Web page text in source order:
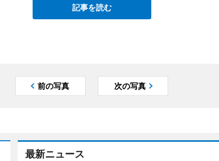
記事を読む
前の写真 次の写真
最新ニュース